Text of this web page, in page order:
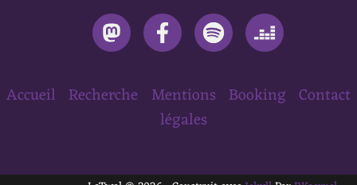
Accueil Recherche Mentions
légales
Booking Contact